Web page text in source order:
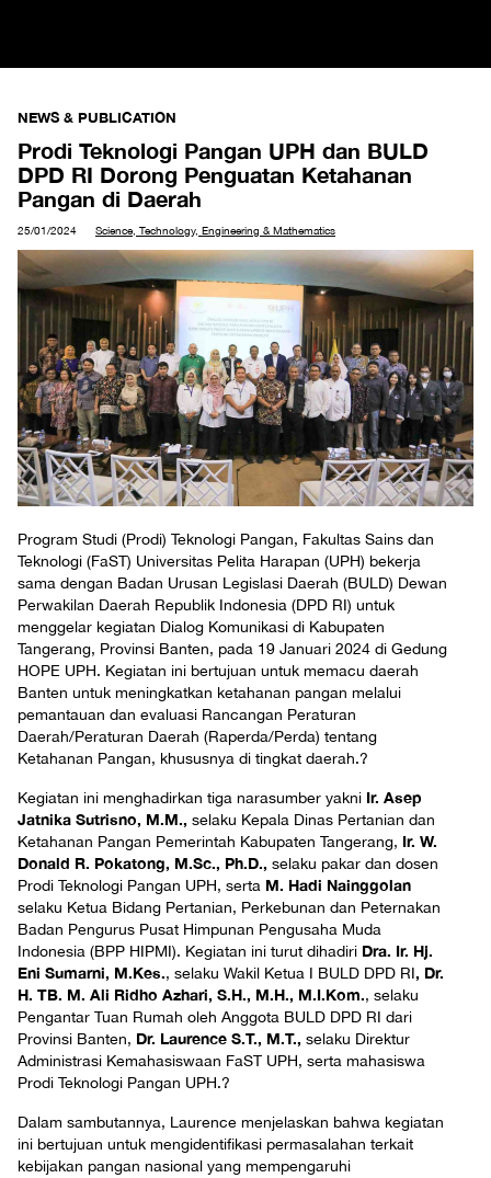
NEWS & PUBLICATION
Prodi Teknologi Pangan UPH dan BULD
DPD RI Dorong Penguatan Ketahanan
Pangan di Daerah
25/01/2024 Science, Technology, Engineering & Mathematics
Program Studi (Prodi) Teknologi Pangan, Fakultas Sains dan
Teknologi (FaST) Universitas Pelita Harapan (UPH) bekerja
sama dengan Badan Urusan Legislasi Daerah (BULD) Dewan
Perwakilan Daerah Republik Indonesia (DPD RI) untuk
menggelar kegiatan Dialog Komunikasi di Kabupaten
Tangerang, Provinsi Banten, pada 19 Januari 2024 di Gedung
HOPE UPH. Kegiatan ini bertujuan untuk memacu daerah
Banten untuk meningkatkan ketahanan pangan melalui
pemantauan dan evaluasi Rancangan Peraturan
Daerah/Peraturan Daerah (Raperda/Perda) tentang
Ketahanan Pangan, khususnya di tingkat daerah.?
Kegiatan ini menghadirkan tiga narasumber yakni Ir. Asep
Jatnika Sutrisno, M.M., selaku Kepala Dinas Pertanian dan
Ketahanan Pangan Pemerintah Kabupaten Tangerang, Ir. W.
Donald R. Pokatong, M.Sc., Ph.D., selaku pakar dan dosen
Prodi Teknologi Pangan UPH, serta M. Hadi Nainggolan
selaku Ketua Bidang Pertanian, Perkebunan dan Peternakan
Badan Pengurus Pusat Himpunan Pengusaha Muda
Indonesia (BPP HIPMI). Kegiatan ini turut dihadiri Dra. Ir. Hj.
Eni Sumarni, M.Kes., selaku Wakil Ketua I BULD DPD RI, Dr.
H. TB. M. Ali Ridho Azhari, S.H., M.H., M.I.Kom., selaku
Pengantar Tuan Rumah oleh Anggota BULD DPD RI dari
Provinsi Banten, Dr. Laurence S.T., M.T., selaku Direktur
Administrasi Kemahasiswaan FaST UPH, serta mahasiswa
Prodi Teknologi Pangan UPH.?
Dalam sambutannya, Laurence menjelaskan bahwa kegiatan
ini bertujuan untuk mengidentifikasi permasalahan terkait
kebijakan pangan nasional yang mempengaruhi